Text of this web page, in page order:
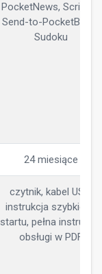
PocketNews, Scribble,
Send-to-PocketBook,
Sudoku
24 miesiące
czytnik, kabel USB,
instrukcja szybkiego
startu, pełna instrukcja
obsługi w PDF